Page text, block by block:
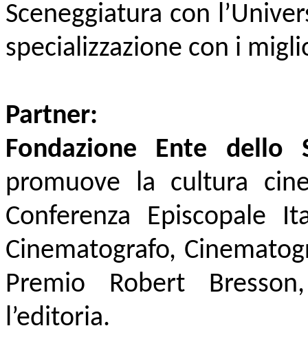
Sceneggiatura con
specializzazione con i
Partner:
Fondazione Ente dello
promuove la cultura
Conferenza Episcopale
Cinematografo,
Premio Robert
l’editoria.